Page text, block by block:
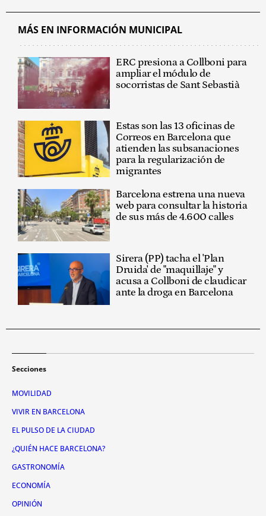
MÁS EN INFORMACIÓN MUNICIPAL
ERC presiona a Collboni para
ampliar el módulo de
socorristas de Sant Sebastià
Estas son las 13 oficinas de
Correos en Barcelona que
atienden las subsanaciones
para la regularización de
migrantes
Barcelona estrena una nueva
web para consultar la historia
de sus más de 4.600 calles
Sirera (PP) tacha el 'Plan
Druida' de "maquillaje" y
acusa a Collboni de claudicar
ante la droga en Barcelona
Secciones
MOVILIDAD
VIVIR EN BARCELONA
EL PULSO DE LA CIUDAD
¿QUIÉN HACE BARCELONA?
GASTRONOMÍA
ECONOMÍA
OPINIÓN